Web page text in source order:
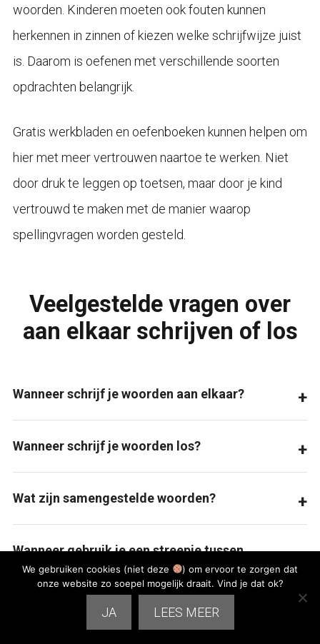
woorden. Kinderen moeten ook fouten kunnen
herkennen in zinnen of kiezen welke schrijfwijze juist
is. Daarom is oefenen met verschillende soorten
opdrachten belangrijk.
Gratis werkbladen en oefenboeken kunnen helpen om
hier met meer vertrouwen naartoe te werken. Niet
door druk te leggen op toetsen, maar door je kind
vertrouwd te maken met de manier waarop
spellingvragen worden gesteld.
Veelgestelde vragen over
aan elkaar schrijven of los
Wanneer schrijf je woorden aan elkaar?
Wanneer schrijf je woorden los?
Wat zijn samengestelde woorden?
Wanneer gebruik je een streepje tussen
woorden?
Waarom is aan elkaar of los schrijven lastig
We gebruiken cookies (niet deze
) om ervoor te zorgen dat
onze website zo soepel mogelijk draait. Vind je dat ok?
JA LEES MEER